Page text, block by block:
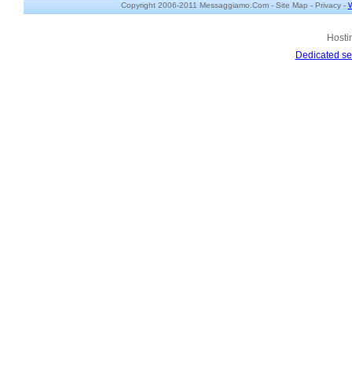
Copyright 2006-2011 Messaggiamo.Com - Site Map - Privacy-
Dedicated